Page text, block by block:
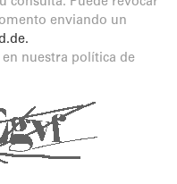
consulta. Puede revocar
enviando un
.
nuestra política de